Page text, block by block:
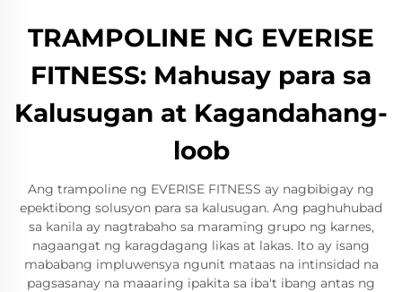
TRAMPOLINE NG EVERISE
FITNESS: Mahusay para sa
Kalusugan at Kagandahang-
loob
Ang trampoline ng EVERISE FITNESS ay nagbibigay ng
epektibong solusyon para sa kalusugan. Ang paghuhubad
sa kanila ay nagtrabaho sa maraming grupo ng karnes,
nagaangat ng karagdagang likas at lakas. Ito ay isang
mababang impluwensya ngunit mataas na intinsidad na
pagsasanay na maaaring ipakita sa iba't ibang antas ng